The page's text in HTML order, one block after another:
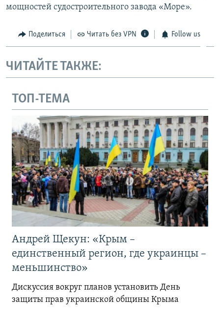
мощностей судостроительного завода «Море».
Поделиться Читать без VPN Follow us
ЧИТАЙТЕ ТАКЖЕ:
ТОП-ТЕМА
Андрей Щекун: «Крым –
единственный регион, где украинцы –
меньшинство»
Дискуссия вокруг планов установить День
защиты прав украинской общины Крыма